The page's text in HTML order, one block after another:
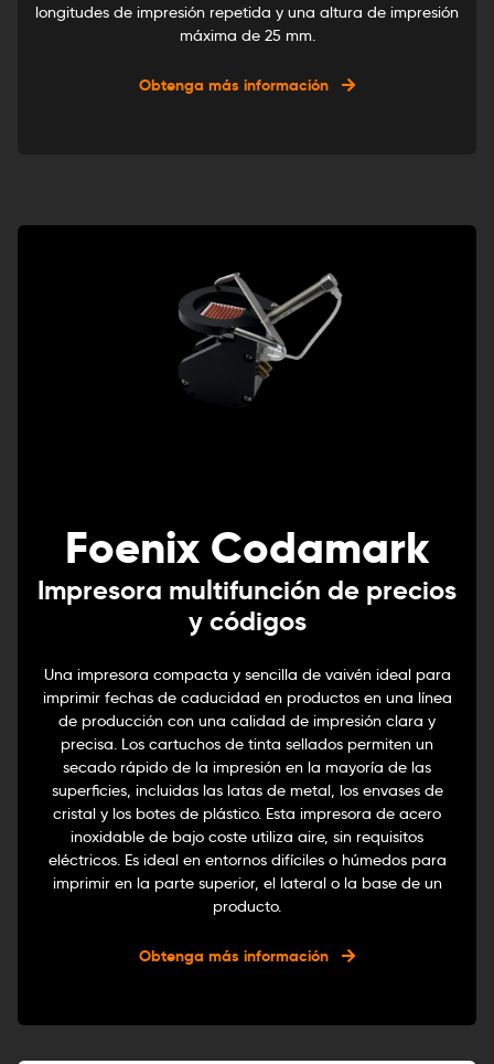
longitudes de impresión repetida y una altura de impresión
máxima de 25 mm.
Obtenga más información
Foenix Codamark
Impresora multifunción de precios
y códigos
Una impresora compacta y sencilla de vaivén ideal para
imprimir fechas de caducidad en productos en una línea
de producción con una calidad de impresión clara y
precisa. Los cartuchos de tinta sellados permiten un
secado rápido de la impresión en la mayoría de las
superficies, incluidas las latas de metal, los envases de
cristal y los botes de plástico. Esta impresora de acero
inoxidable de bajo coste utiliza aire, sin requisitos
eléctricos. Es ideal en entornos difíciles o húmedos para
imprimir en la parte superior, el lateral o la base de un
producto.
Obtenga más información